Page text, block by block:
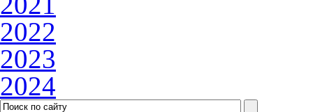
2022
2023
2024